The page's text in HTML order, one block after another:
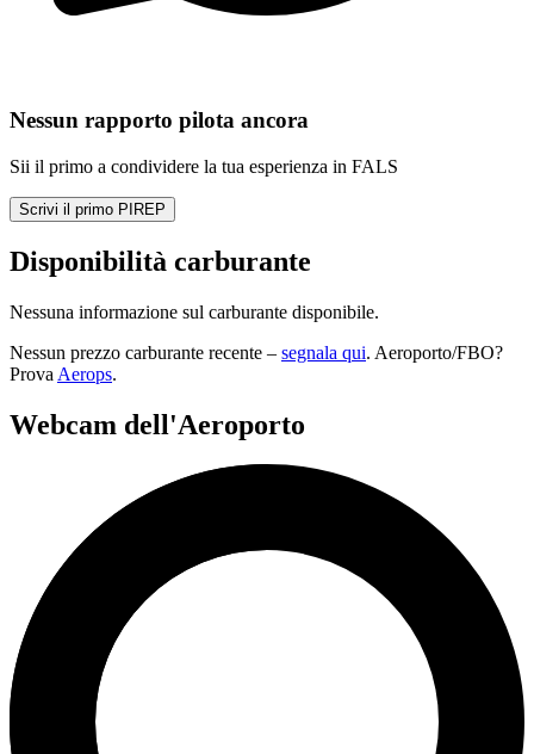
Nessun rapporto pilota ancora
Sii il primo a condividere la tua esperienza in FALS
Scrivi il primo PIREP
Disponibilità carburante
Nessuna informazione sul carburante disponibile.
Nessun prezzo carburante recente – segnala qui. Aeroporto/FBO?
Prova Aerops.
Webcam dell'Aeroporto